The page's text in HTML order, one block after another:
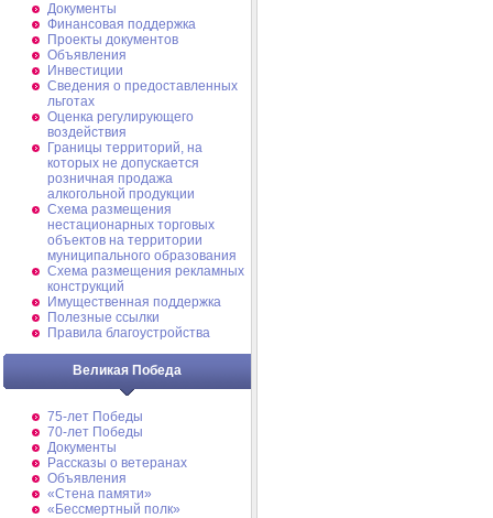
Документы
Финансовая поддержка
Проекты документов
Объявления
Инвестиции
Сведения о предоставленных
льготах
Оценка регулирующего
воздействия
Границы территорий, на
которых не допускается
розничная продажа
алкогольной продукции
Схема размещения
нестационарных торговых
объектов на территории
муниципального образования
Схема размещения рекламных
конструкций
Имущественная поддержка
Полезные ссылки
Правила благоустройства
Великая Победа
75-лет Победы
70-лет Победы
Документы
Рассказы о ветеранах
Объявления
«Стена памяти»
«Бессмертный полк»